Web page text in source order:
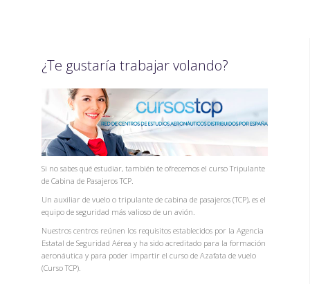
¿Te gustaría trabajar volando?
Si no sabes qué estudiar, también te ofrecemos el curso Tripulante
de Cabina de Pasajeros TCP.
Un auxiliar de vuelo o tripulante de cabina de pasajeros (TCP), es el
equipo de seguridad más valioso de un avión.
Nuestros centros reúnen los requisitos establecidos por la Agencia
Estatal de Seguridad Aérea y ha sido acreditado para la formación
aeronáutica y para poder impartir el curso de Azafata de vuelo
(Curso TCP).